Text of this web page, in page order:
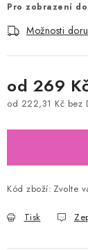
Pro zobrazení
Možnosti
od 269
od 222,31 Kč bez
Kód zboží: Zvolte
Tisk